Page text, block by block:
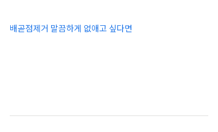
배곧점제거 말끔하게 없애고 싶다면